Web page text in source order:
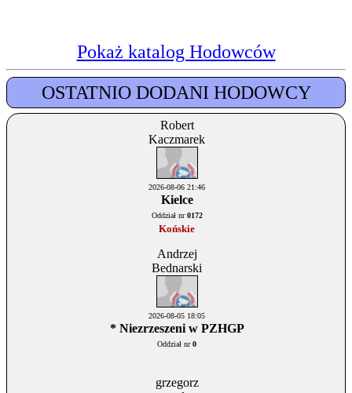
Pokaż katalog Hodowców
OSTATNIO DODANI HODOWCY
Robert
Kaczmarek
2026-08-06 21:46
Kielce
Oddział nr0172
Końskie
Andrzej
Bednarski
2026-08-05 18:05
* Niezrzeszeni w PZHGP
Oddział nr0
grzegorz